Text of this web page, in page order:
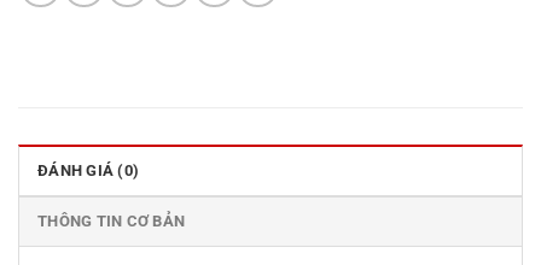
ĐÁNH GIÁ (0)
THÔNG TIN CƠ BẢN